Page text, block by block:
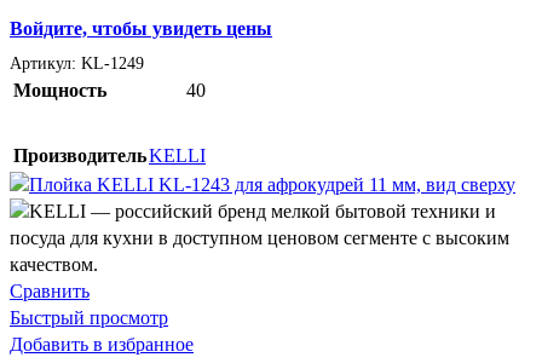
Войдите, чтобы увидеть цены
Артикул: KL-1249
Мощность 40
ПроизводительKELLI
Сравнить
Быстрый просмотр
Добавить в избранное